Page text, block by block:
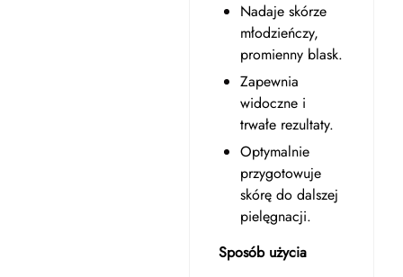
Nadaje skórze
młodzieńczy,
promienny blask.
Zapewnia
widoczne i
trwałe rezultaty.
Optymalnie
przygotowuje
skórę do dalszej
pielęgnacji.
Sposób użycia